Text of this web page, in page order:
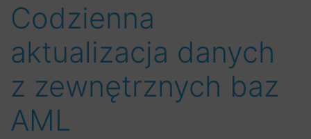
Codzienna
aktualizacja danych
z zewnętrznych baz
AML